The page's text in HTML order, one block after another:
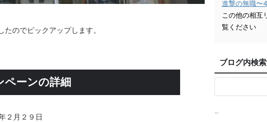
のでピックアップします。
ペーンの詳細
２月２９日
進撃の無職〜
この他の相互
覧ください
ブログ内検索